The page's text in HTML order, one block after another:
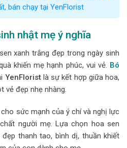
bán chạy tại YenFlorist
nhật mẹ ý nghĩa
xanh trắng đẹp trong ngày sinh
khiến mẹ hạnh phúc, vui vẻ. Bó
YenFloristlà sự kết hợp giữa hoa,
vẻ đẹp nhẹ nhàng.
sức mạnh của ý chí và nghị lực
người mẹ. Lựa chọn hoa sen
thanh tao, bình dị, thuần khiết